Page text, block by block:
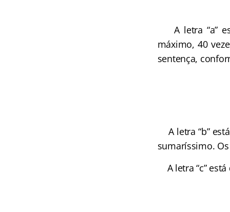
A letra “a”
máximo, 40
sentença,
A letra “b”
sumaríssimo.
A letra “c”